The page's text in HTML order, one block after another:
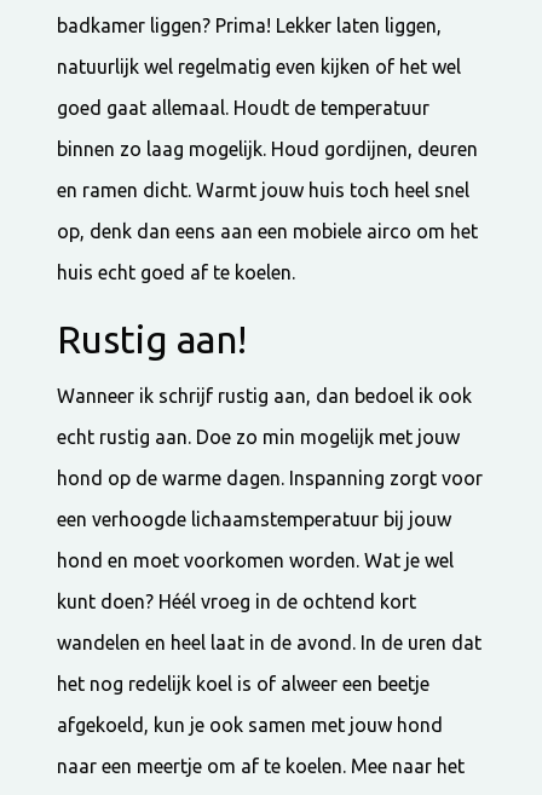
badkamer liggen? Prima! Lekker laten liggen,
natuurlijk wel regelmatig even kijken of het wel
goed gaat allemaal. Houdt de temperatuur
binnen zo laag mogelijk. Houd gordijnen, deuren
en ramen dicht. Warmt jouw huis toch heel snel
op, denk dan eens aan een mobiele airco om het
huis echt goed af te koelen.
Rustig aan!
Wanneer ik schrijf rustig aan, dan bedoel ik ook
echt rustig aan. Doe zo min mogelijk met jouw
hond op de warme dagen. Inspanning zorgt voor
een verhoogde lichaamstemperatuur bij jouw
hond en moet voorkomen worden. Wat je wel
kunt doen? Héél vroeg in de ochtend kort
wandelen en heel laat in de avond. In de uren dat
het nog redelijk koel is of alweer een beetje
afgekoeld, kun je ook samen met jouw hond
naar een meertje om af te koelen. Mee naar het